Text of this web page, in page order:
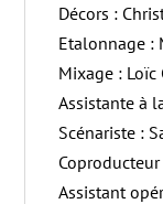
Décors :
Etalonnage :
Mixage : Loïc
Assistante à
Scénariste :
Assistant